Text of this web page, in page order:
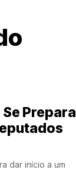
Prepara
dar início a um